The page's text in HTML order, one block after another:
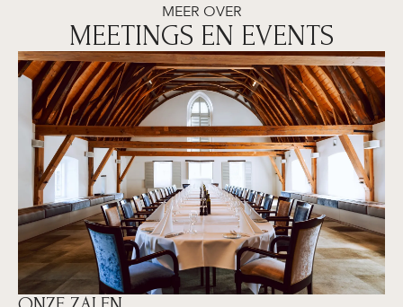
MEER OVER
MEETINGS EN EVENTS